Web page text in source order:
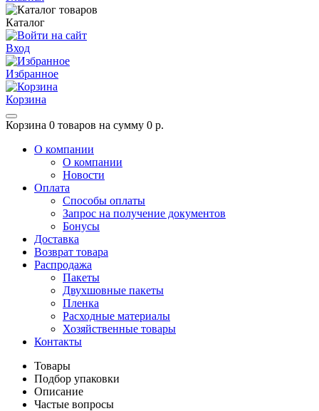
Каталог
Вход
Избранное
Корзина
Корзина 0 товаров на сумму 0 р.
О компании
О компании
Новости
Оплата
Способы оплаты
Запрос на получение документов
Бонусы
Доставка
Возврат товара
Распродажа
Пакеты
Двухшовные пакеты
Пленка
Расходные материалы
Хозяйственные товары
Контакты
Товары
Подбор упаковки
Описание
Частые вопросы